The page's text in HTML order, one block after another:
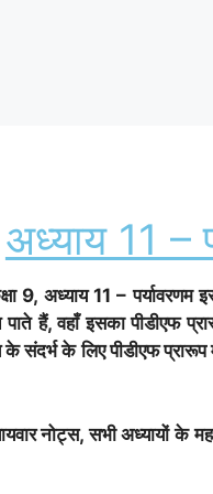
अध्याय 11 –
9, अध्याय 11 –
पाते हैं, वहाँ इसका
संदर्भ के लिए पीडीएफ
नोट्स, सभी अध्यायों के